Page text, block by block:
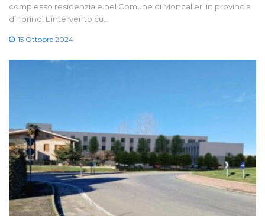
complesso residenziale nel Comune di Moncalieri in provincia
di Torino. L’intervento cu…
15 Ottobre 2024